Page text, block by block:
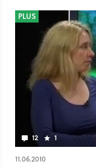
12 1
PLUS
11.06.2010